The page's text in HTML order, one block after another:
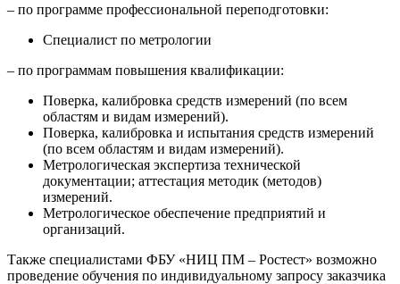
– по программе профессиональной переподготовки:
Специалист по метрологии
– по программам повышения квалификации:
Поверка, калибровка средств измерений (по всем
областям и видам измерений).
Поверка, калибровка и испытания средств измерений
(по всем областям и видам измерений).
Метрологическая экспертиза технической
документации; аттестация методик (методов)
измерений.
Метрологическое обеспечение предприятий и
организаций.
Также специалистами ФБУ «НИЦ ПМ – Ростест» возможно
проведение обучения по индивидуальному запросу заказчика